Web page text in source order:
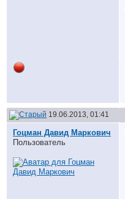
19.06.2013, 01:41
Гоцман Давид Маркович
Пользователь